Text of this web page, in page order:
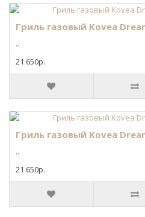
Гриль газовый Kovea
..
21 650р.
Гриль газовый Kovea
..
21 650р.